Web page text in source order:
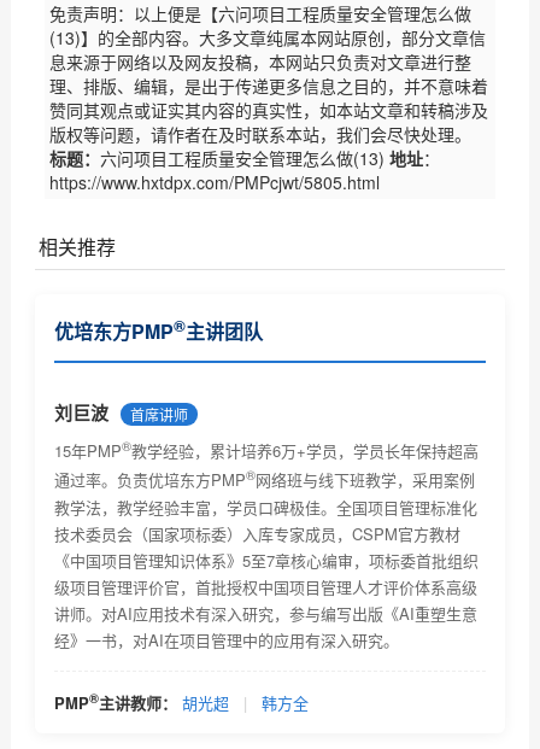
免责声明：以上便是【六问项目工程质量安全管理怎么做
(13)】的全部内容。大多文章纯属本网站原创，部分文章信
息来源于网络以及网友投稿，本网站只负责对文章进行整
理、排版、编辑，是出于传递更多信息之目的，并不意味着
赞同其观点或证实其内容的真实性，如本站文章和转稿涉及
版权等问题，请作者在及时联系本站，我们会尽快处理。
标题： 六问项目工程质量安全管理怎么做(13) 地址：
https://www.hxtdpx.com/PMPcjwt/5805.html
相关推荐
PMP认证基本常识了解
PMP®
报考条件及相关要求
PMP考试技巧及注意事项
PMP 考试未通过怎么办？
为什么PMP网络教育受欢迎
PMP网络教育的优势有哪些
选择PMP网络教育该留意哪些信息？
PMP培训项目危机处理，你是如何做的？
优培东方PMP®主讲团队
刘巨波 首席讲师
15年PMP®教学经验，累计培养6万+学员，学员长年保持超高
通过率。负责优培东方PMP®网络班与线下班教学，采用案例
教学法，教学经验丰富，学员口碑极佳。全国项目管理标准化
技术委员会（国家项标委）入库专家成员，CSPM官方教材
《中国项目管理知识体系》5至7章核心编审，项标委首批组织
级项目管理评价官，首批授权中国项目管理人才评价体系高级
讲师。对AI应用技术有深入研究，参与编写出版《AI重塑生意
经》一书，对AI在项目管理中的应用有深入研究。
PMP®主讲教师： 胡光超 | 韩方全